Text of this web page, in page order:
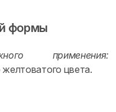
формы
применения:
цвета.